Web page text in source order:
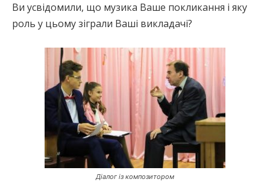
Ви усвідомили, що музика Ваше покликання і яку
роль у цьому зіграли Ваші викладачі?
Діалог із композитором